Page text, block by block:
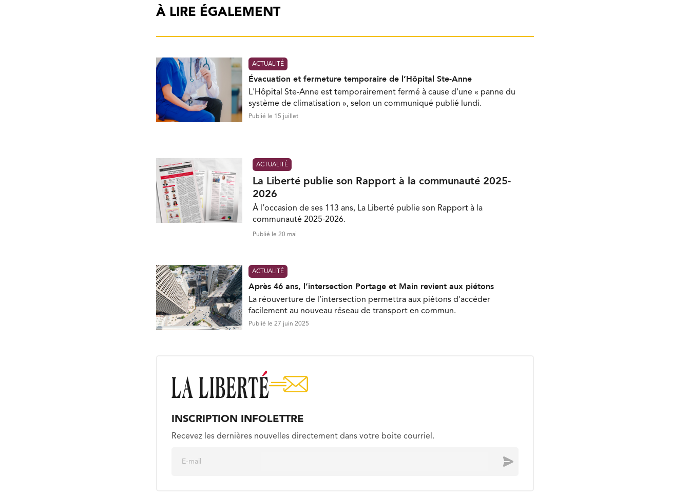
À LIRE ÉGALEMENT
ACTUALITÉ
Évacuation et fermeture temporaire de l’Hôpital Ste-Anne
L'Hôpital Ste-Anne est temporairement fermé à cause d'une « panne du
système de climatisation », selon un communiqué publié lundi.
Publié le 15 juillet
ACTUALITÉ
La Liberté publie son Rapport à la communauté 2025-
2026
À l’occasion de ses 113 ans, La Liberté publie son Rapport à la
communauté 2025-2026.
Publié le 20 mai
ACTUALITÉ
Après 46 ans, l’intersection Portage et Main revient aux piétons
La réouverture de l’intersection permettra aux piétons d'accéder
facilement au nouveau réseau de transport en commun.
Publié le 27 juin 2025
INSCRIPTION INFOLETTRE
Recevez les dernières nouvelles directement dans votre boite courriel.
Envoyer